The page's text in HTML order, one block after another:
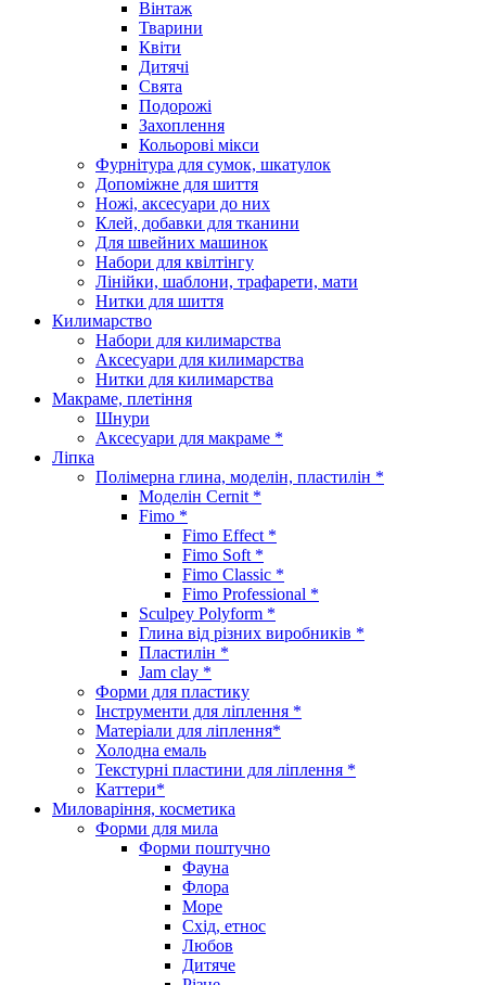
Вінтаж
Тварини
Квіти
Дитячі
Свята
Подорожі
Захоплення
Кольорові мікси
Фурнітура для сумок, шкатулок
Допоміжне для шиття
Ножі, аксесуари до них
Клей, добавки для тканини
Для швейних машинок
Набори для квілтінгу
Лінійки, шаблони, трафарети, мати
Нитки для шиття
Килимарство
Набори для килимарства
Аксесуари для килимарства
Нитки для килимарства
Макраме, плетіння
Шнури
Аксесуари для макраме *
Ліпка
Полімерна глина, моделін, пластилін *
Моделін Cernit *
Fimo *
Fimo Effect *
Fimo Soft *
Fimo Classic *
Fimo Professional *
Sculpey Polyform *
Глина від різних виробників *
Пластилін *
Jam clay *
Форми для пластику
Інструменти для ліплення *
Матеріали для ліплення*
Холодна емаль
Текстурні пластини для ліплення *
Каттери*
Миловаріння, косметика
Форми для мила
Форми поштучно
Фауна
Флора
Море
Схід, етнос
Любов
Дитяче